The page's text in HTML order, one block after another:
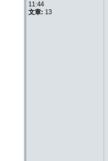
11:44
文章: 13